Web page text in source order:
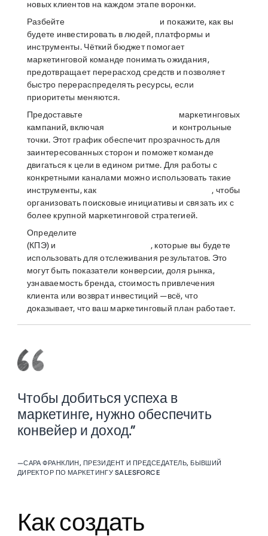
новых клиентов на каждом этапе воронки.
Разбейте
и покажите, как вы
будете инвестировать в людей, платформы и
инструменты. Чёткий бюджет помогает
маркетинговой команде понимать ожидания,
предотвращает перерасход средств и позволяет
быстро перераспределять ресурсы, если
приоритеты меняются.
Предоставьте
маркетинговых
кампаний, включая
и контрольные
точки. Этот график обеспечит прозрачность для
заинтересованных сторон и поможет команде
двигаться к цели в едином ритме. Для работы с
конкретными каналами можно использовать такие
инструменты, как
, чтобы
организовать поисковые инициативы и связать их с
более крупной маркетинговой стратегией.
Определите
(КПЭ) и
, которые вы будете
использовать для отслеживания результатов. Это
могут быть показатели конверсии, доля рынка,
узнаваемость бренда, стоимость привлечения
клиента или возврат инвестиций —всё, что
доказывает, что ваш маркетинговый план работает.
Чтобы добиться успеха в
маркетинге, нужно обеспечить
конвейер и доход.”
—САРА ФРАНКЛИН, ПРЕЗИДЕНТ И ПРЕДСЕДАТЕЛЬ, БЫВШИЙ
ДИРЕКТОР ПО МАРКЕТИНГУ SALESFORCE
Как создать